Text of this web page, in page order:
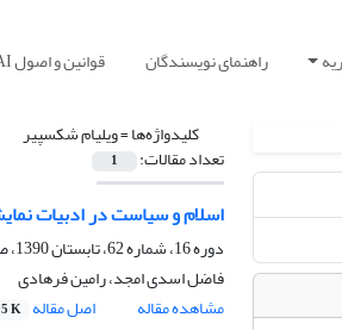
راهنمای نویسندگان قوانین و اصول AI
کلیدواژه‌ها =ویلیام شکسپیر
تعداد مقالات: 1
اسلام و سیاست در ادبیات
دوره 16، شماره 62، تابستان 1390، صفحه
فاضل اسدی امجد، رامین فرهادی
مشاهده مقاله
اصل مقاله K